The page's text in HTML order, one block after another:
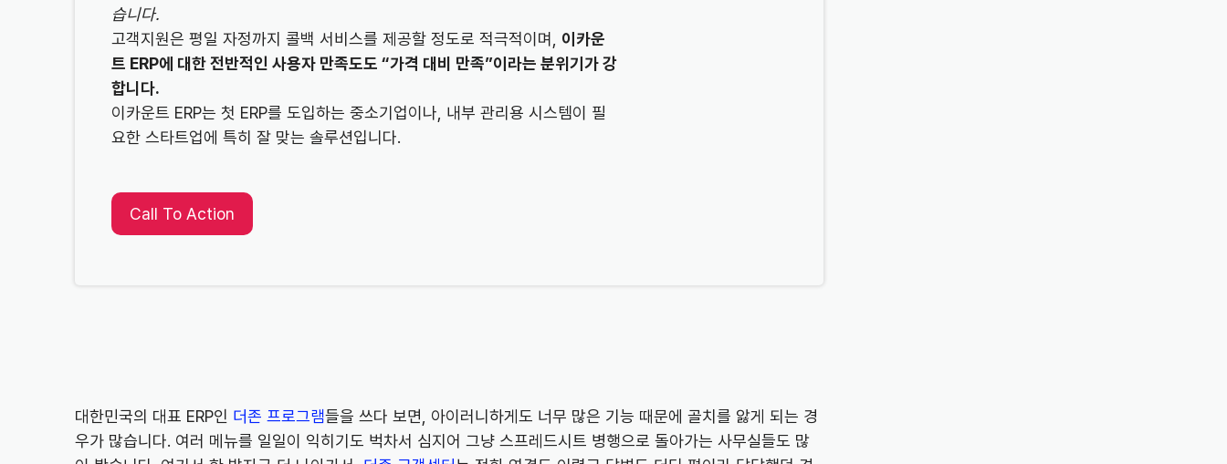
습니다.
고객지원은 평일 자정까지 콜백 서비스를 제공할 정도로 적극적이며, 이카운
트 ERP에 대한 전반적인 사용자 만족도도 “가격 대비 만족”이라는 분위기가 강
합니다.
이카운트 ERP는 첫 ERP를 도입하는 중소기업이나, 내부 관리용 시스템이 필
요한 스타트업에 특히 잘 맞는 솔루션입니다.
Call To Action
대한민국의 대표 ERP인 더존 프로그램들을 쓰다 보면, 아이러니하게도 너무 많은 기능 때문에 골치를 앓게 되는 경
우가 많습니다. 여러 메뉴를 일일이 익히기도 벅차서 심지어 그냥 스프레드시트 병행으로 돌아가는 사무실들도 많